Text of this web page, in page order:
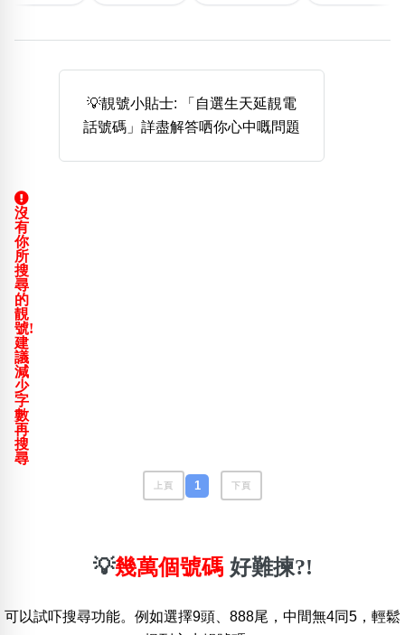
熱門分類
888尾
999尾 777尾 9字頭 6字頭
多8字 9888頭 二字號
三字號
全大數字
5萬以上 生天延 全吉星(全號)
💡靚號小貼士: 「自選生天延靚電
話號碼」詳盡解答哂你心中嘅問題
沒
有
你
所
搜
尋
的
靚
號!
建
議
減
少
字
數
再
搜
尋
上頁 1 下頁
💡幾萬個號碼 好難揀?!
可以試吓搜尋功能。例如選擇9頭、888尾，中間無4同5，輕鬆